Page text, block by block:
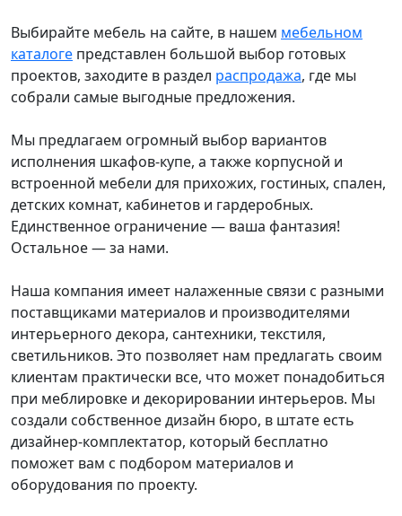
Выбирайте мебель на сайте, в нашем мебельном
каталоге представлен большой выбор готовых
проектов, заходите в раздел распродажа, где мы
собрали самые выгодные предложения.
Мы предлагаем огромный выбор вариантов
исполнения шкафов-купе, а также корпусной и
встроенной мебели для прихожих, гостиных, спален,
детских комнат, кабинетов и гардеробных.
Единственное ограничение — ваша фантазия!
Остальное — за нами.
Наша компания имеет налаженные связи с разными
поставщиками материалов и производителями
интерьерного декора, сантехники, текстиля,
светильников. Это позволяет нам предлагать своим
клиентам практически все, что может понадобиться
при меблировке и декорировании интерьеров. Мы
создали собственное дизайн бюро, в штате есть
дизайнер-комплектатор, который бесплатно
поможет вам с подбором материалов и
оборудования по проекту.